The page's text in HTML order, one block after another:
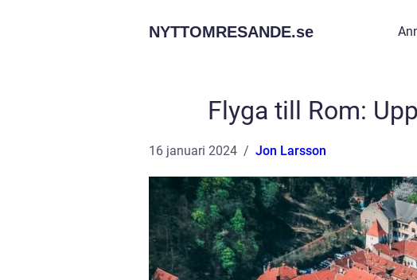
NYTTOMRESANDE.se
Flyga till Rom:
16 januari 2024 Jon Larsson